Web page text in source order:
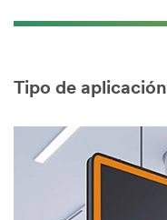
Tipo de aplicación